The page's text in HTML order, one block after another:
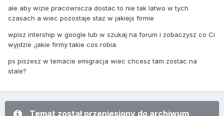
ale aby wizie pracownicza dostac to nie tak latwo w tych
czasach a wiec pozostaje staz w jakiejs firmie
wpisz intership w google lub w szukaj na forum i zobaczysz co Ci
wyjdzie ,jakie firmy takie cos robia.
ps piszesz w temacie emigracja wiec chcesz tam zostac na
stale?
Temat został przeniesiony do archiwum